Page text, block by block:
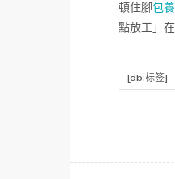
頓住腳包
點放工」
[db:标签]